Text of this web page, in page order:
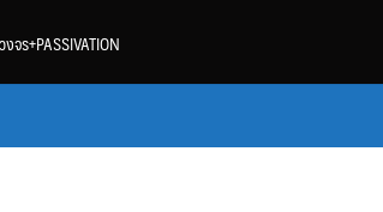
ร+PASSIVATION